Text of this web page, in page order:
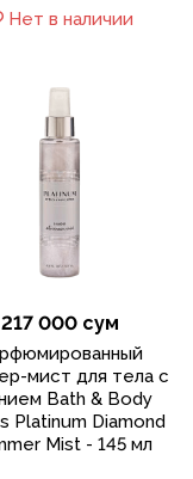
Нет в наличии
217 000 сум
мист для тела с
Bath & Body
Platinum Diamond
Mist - 145 мл